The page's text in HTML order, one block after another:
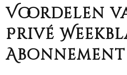
Voordelen
Privé
Abonnement